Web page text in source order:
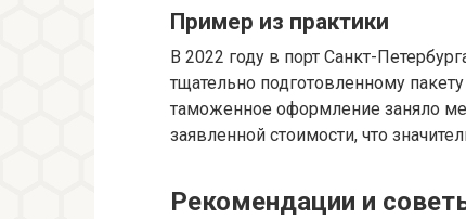
Пример из практики
В 2022 году в порт Санкт-
тщательно подготовленному
таможенное оформление заняло
заявленной стоимости, что
Рекомендации и